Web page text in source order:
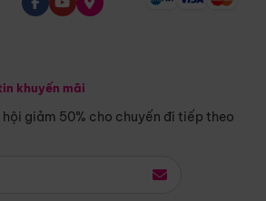
khuyến mãi
giảm 50% cho chuyến đi tiếp theo